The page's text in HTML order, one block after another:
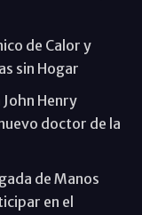
de Calor y
sin Hogar
Henry
doctor de la
de Manos
en el